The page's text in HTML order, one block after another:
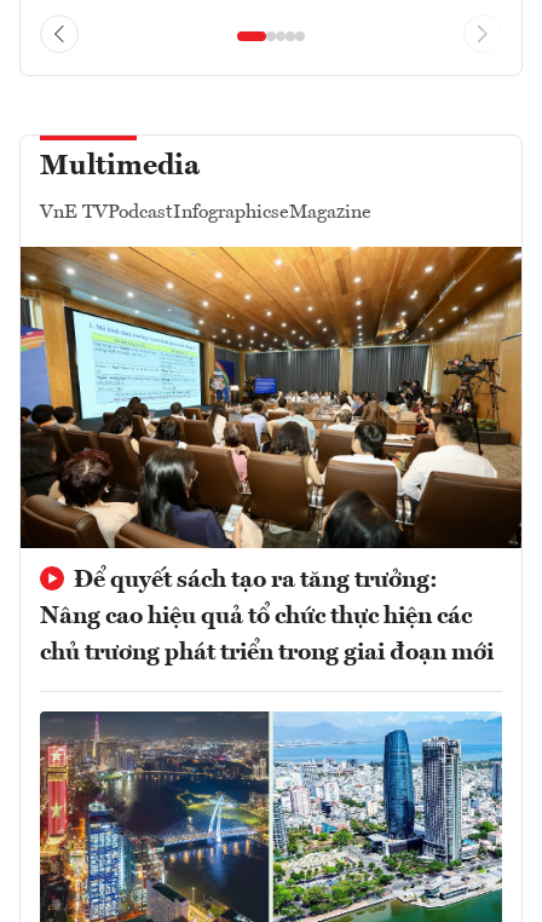
Multimedia
VnE TVPodcastInfographicseMagazine
Để quyết sách tạo ra tăng trưởng:
Nâng cao hiệu quả tổ chức thực hiện các
chủ trương phát triển trong giai đoạn mới